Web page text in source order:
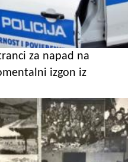
za napad na
izgon iz